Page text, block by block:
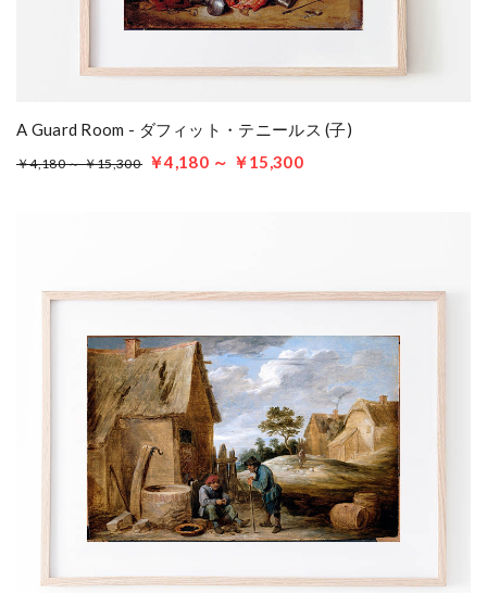
A Guard Room - ダフィット・テニールス (子)
￥4,180 ～ ￥15,300 ￥4,180 ～ ￥15,300